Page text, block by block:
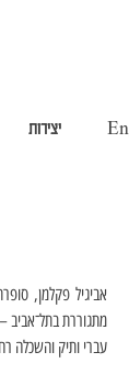
יצירות
עברי ותיק והשכלה